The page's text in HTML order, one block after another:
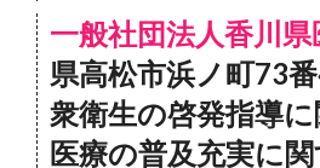
一般社団法人香川県
県高松市浜ノ町73
衆衛生の啓発指導に
医療の普及充実に